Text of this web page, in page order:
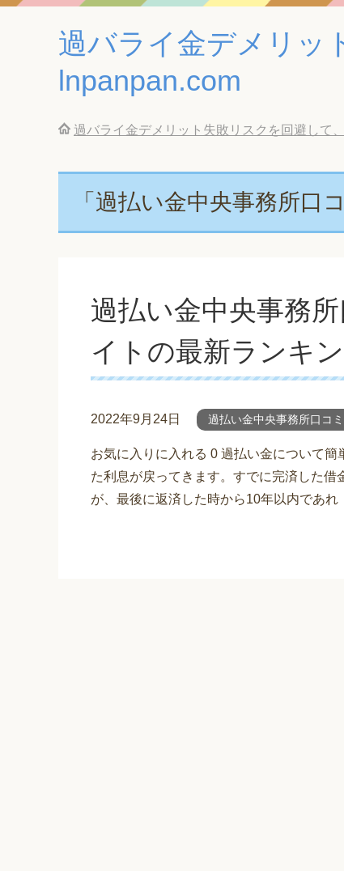
過バライ金デメリッ
lnpanpan.com
過バライ金デメリット失敗リスクを回避して
「過払い金中央事務所口
過払い金中央事務
イトの最新ランキ
2022年9月24日 過払い金中央事務所口コミ
お気に入りに入れる 0 過払い金について
た利息が戻ってきます。すでに完済した
が、最後に返済した時から10年以内であれ